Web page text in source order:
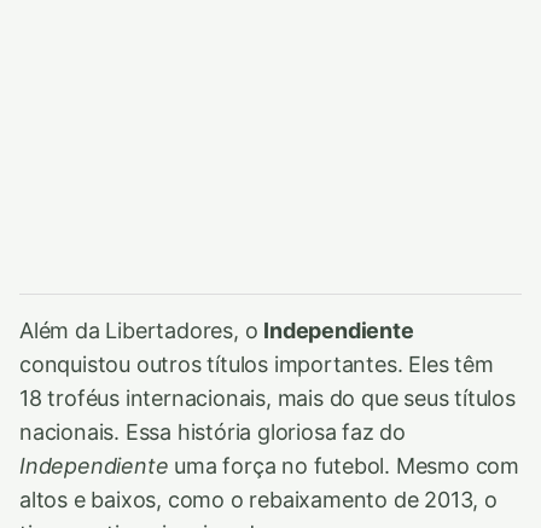
Além da Libertadores, o Independiente
conquistou outros títulos importantes. Eles têm
18 troféus internacionais, mais do que seus títulos
nacionais. Essa história gloriosa faz do
Independiente uma força no futebol. Mesmo com
altos e baixos, como o rebaixamento de 2013, o